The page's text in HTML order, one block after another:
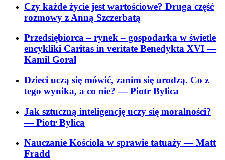
Czy każde życie jest wartościowe? Druga część
rozmowy z Anną Szczerbatą
Przedsiębiorca – rynek – gospodarka w świetle
encykliki Caritas in veritate Benedykta XVI—
Kamil Goral
Dzieci uczą się mówić, zanim się urodzą. Co z
tego wynika, a co nie?— Piotr Bylica
Jak sztuczną inteligencję uczy się moralności?
— Piotr Bylica
Nauczanie Kościoła w sprawie tatuaży— Matt
Fradd